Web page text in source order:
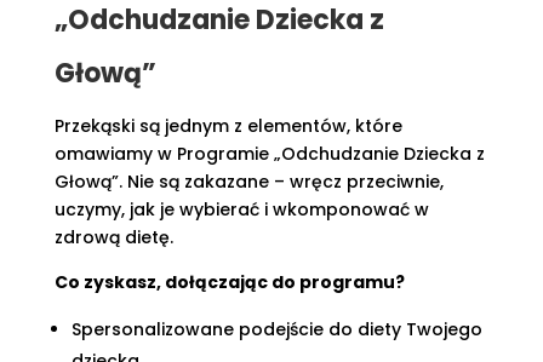
„Odchudzanie Dziecka z
Głową”
Przekąski są jednym z elementów, które
omawiamy w Programie „Odchudzanie Dziecka z
Głową”. Nie są zakazane – wręcz przeciwnie,
uczymy, jak je wybierać i wkomponować w
zdrową dietę.
Co zyskasz, dołączając do programu?
Spersonalizowane podejście do diety Twojego